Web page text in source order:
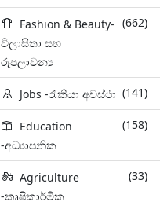
Fashion & Beauty-
විලාසිතා සහ
රූපලාවන්‍ය
(662)
Jobs -රැකියා අවස්ථා (141)
Education
-අධ්‍යාපනික
(158)
Agriculture
-කෘෂිකාර්මික
(33)